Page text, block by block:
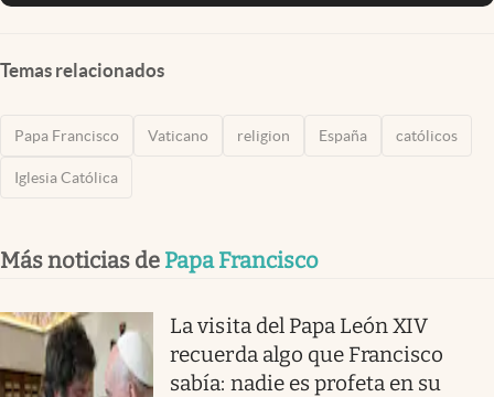
Temas relacionados
Papa Francisco Vaticano religion España católicos
Iglesia Católica
Más noticias de Papa Francisco
La visita del Papa León XIV
recuerda algo que Francisco
sabía: nadie es profeta en su